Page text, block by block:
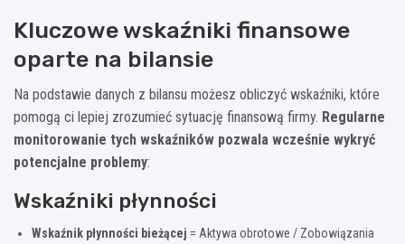
Kluczowe wskaźniki finansowe
oparte na bilansie
Na podstawie danych z bilansu możesz obliczyć wskaźniki, które
pomogą ci lepiej zrozumieć sytuację finansową firmy. Regularne
monitorowanie tych wskaźników pozwala wcześnie wykryć
potencjalne problemy:
Wskaźniki płynności
Wskaźnik płynności bieżącej = Aktywa obrotowe / Zobowiązania